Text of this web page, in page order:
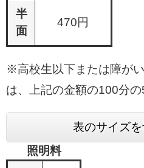
半
面
470円
※高校生以下または障が
は、上記の金額の100分
表のサイズ
照明料